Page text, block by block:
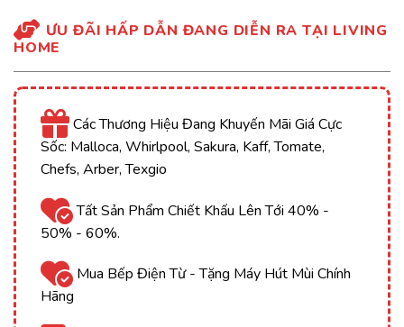
ƯU ĐÃI HẤP DẪN ĐANG DIỄN RA TẠI LIVING
HOME
Các Thương Hiệu Đang Khuyến Mãi Giá Cực
Sốc: Malloca, Whirlpool, Sakura, Kaff, Tomate,
Chefs, Arber, Texgio
Tất Sản Phẩm Chiết Khấu Lên Tới 40% -
50% - 60%.
Mua Bếp Điện Từ - Tặng Máy Hút Mùi Chính
Hãng